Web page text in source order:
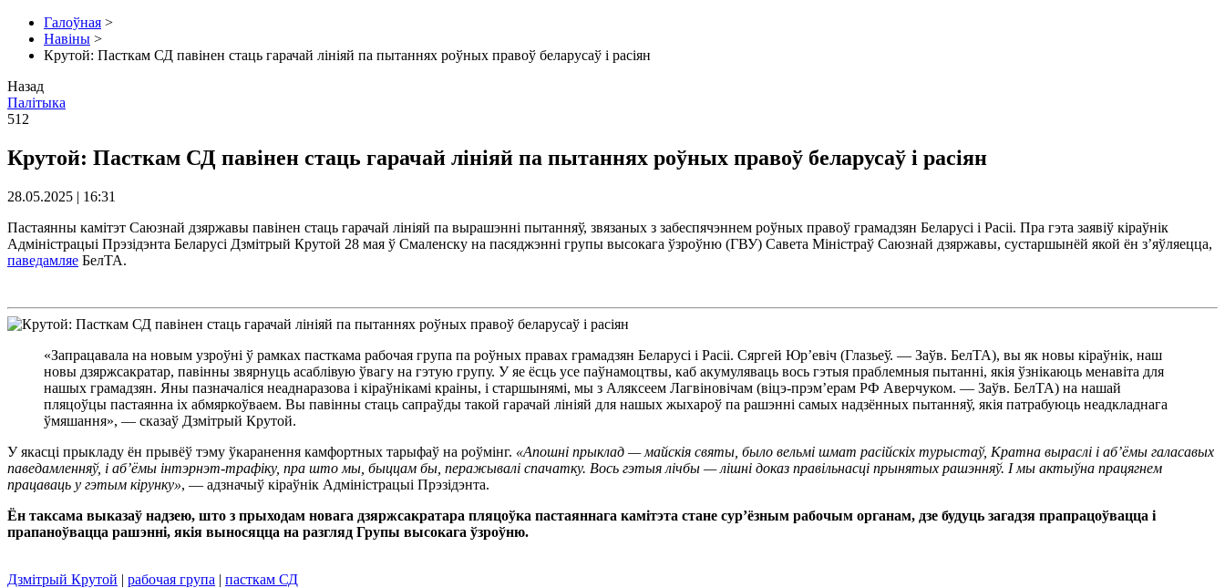
Галоўная >
Навіны >
Крутой: Пасткам СД павінен стаць гарачай лініяй па пытаннях роўных правоў беларусаў і расіян
Назад
Палітыка
512
Крутой: Пасткам СД павінен стаць гарачай лініяй па пытаннях роўных правоў беларусаў і расіян
28.05.2025 | 16:31
Пастаянны камітэт Саюзнай дзяржавы павінен стаць гарачай лініяй па вырашэнні пытанняў, звязаных з забеспячэннем роўных правоў грамадзян Беларусі і Расіі. Пра гэта заявіў кіраўнік
Адміністрацыі Прэзідэнта Беларусі Дзмітрый Крутой 28 мая ў Смаленску на пасяджэнні групы высокага ўзроўню (ГВУ) Савета Міністраў Саюзнай дзяржавы, сустаршынёй якой ён з’яўляецца,
паведамляе БелТА.
«Запрацавала на новым узроўні ў рамках пасткама рабочая група па роўных правах грамадзян Беларусі і Расіі. Сяргей Юр’евіч (Глазьеў. — Заўв. БелТА), вы як новы кіраўнік, наш
новы дзяржсакратар, павінны звярнуць асаблівую ўвагу на гэтую групу. У яе ёсць усе паўнамоцтвы, каб акумуляваць вось гэтыя праблемныя пытанні, якія ўзнікаюць менавіта для
нашых грамадзян. Яны пазначаліся неаднаразова і кіраўнікамі краіны, і старшынямі, мы з Аляксеем Лагвіновічам (віцэ-прэм’ерам РФ Аверчуком. — Заўв. БелТА) на нашай
пляцоўцы пастаянна іх абмяркоўваем. Вы павінны стаць сапраўды такой гарачай лініяй для нашых жыхароў па рашэнні самых надзённых пытанняў, якія патрабуюць неадкладнага
ўмяшання», — сказаў Дзмітрый Крутой.
У якасці прыкладу ён прывёў тэму ўкаранення камфортных тарыфаў на роўмінг. «Апошні прыклад — майскія святы, было вельмі шмат расійскіх турыстаў, Кратна выраслі і аб’ёмы галасавых
паведамленняў, і аб’ёмы інтэрнэт-трафіку, пра што мы, быццам бы, перажывалі спачатку. Вось гэтыя лічбы — лішні доказ правільнасці прынятых рашэнняў. І мы актыўна працягнем
працаваць у гэтым кірунку», — адзначыў кіраўнік Адміністрацыі Прэзідэнта.
Ён таксама выказаў надзею, што з прыходам новага дзяржсакратара пляцоўка пастаяннага камітэта стане сур’ёзным рабочым органам, дзе будуць загадзя прапрацоўвацца і
прапаноўвацца рашэнні, якія выносяцца на разгляд Групы высокага ўзроўню.
Дзмітрый Крутой | рабочая група | пасткам СД